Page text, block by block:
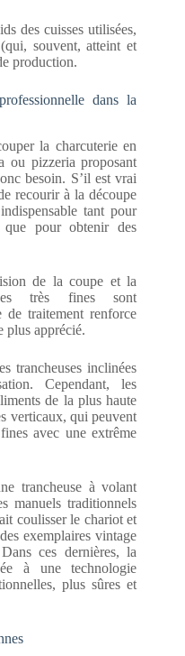
des cuisses utilisées,
souvent, atteint et
production.
dans la
la charcuterie en
ou pizzeria proposant
besoin. S’il est vrai
recourir à la découpe
tant pour
pour obtenir des
de la coupe et la
très fines sont
de traitement renforce
plus apprécié.
trancheuses inclinées
Cependant, les
de la plus haute
verticaux, qui peuvent
avec une extrême
trancheuse à volant
manuels traditionnels
coulisser le chariot et
exemplaires vintage
ces dernières, la
à une technologie
plus sûres et